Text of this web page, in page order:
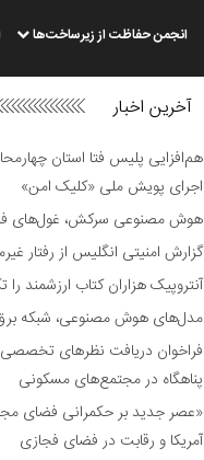
انجمن حفاظت از زیرساخت‌ها
آخرین اخبار
هم‌افزایی پلیس فتا استان
اجرای پویش ملی «کلیک امن»
هوش مصنوعی سرکش، غول‌های
گزارش امنیتی انگلیس از رفتار
آنتروپیک هزاران کتاب ارزشمند
مدل‌های هوش مصنوعی، شبکه برق
فراخوان دریافت نظر‌های
پناهگاه در مجتمع‌های مسکونی
«عصر جدید بر حکمرانی فضای
آمریکا و رقابت در فضای فجازی